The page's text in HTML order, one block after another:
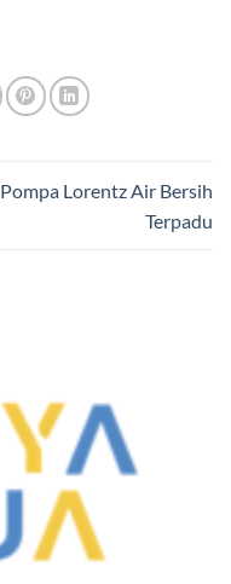
Pompa Lorentz Air Bersih
Terpadu